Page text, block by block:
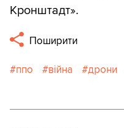
Кронштадт».
Поширити
ппо війна дрони